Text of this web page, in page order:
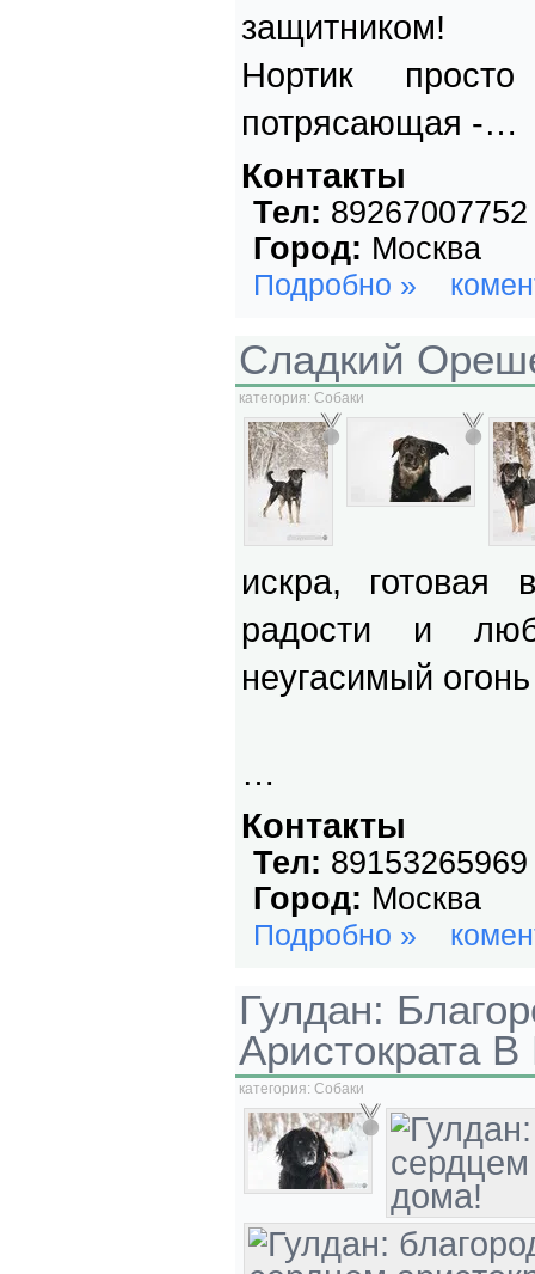
защитником!
Нортик
потрясающая -…
Контакты
Тел: 89267007752
Город: Москва
Подробно »
Сладкий
категория: Собаки
искра,
радости и
неугасимый
…
Контакты
Тел: 89153265969
Город: Москва
Подробно »
Гулдан:
Аристократа
категория: Собаки